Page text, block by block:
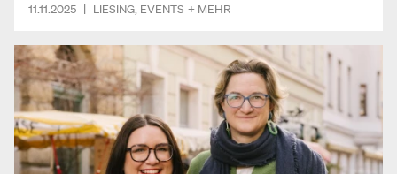
11.11.2025 | LIESING EVENTS + MEHR